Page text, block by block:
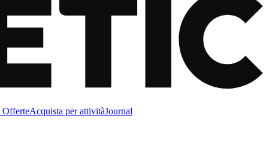
OfferteAcquista per attivitàJournal